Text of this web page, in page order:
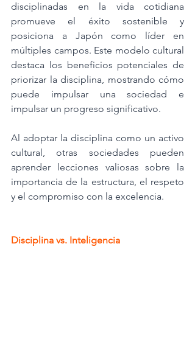
disciplinadas en la vida cotidiana
promueve el éxito sostenible y
posiciona a Japón como líder en
múltiples campos. Este modelo cultural
destaca los beneficios potenciales de
priorizar la disciplina, mostrando cómo
puede impulsar una sociedad e
impulsar un progreso significativo.
Al adoptar la disciplina como un activo
cultural, otras sociedades pueden
aprender lecciones valiosas sobre la
importancia de la estructura, el respeto
y el compromiso con la excelencia.
Disciplina vs. Inteligencia